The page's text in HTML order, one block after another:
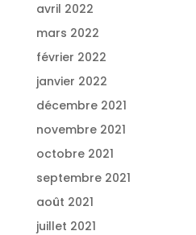
avril 2022
mars 2022
février 2022
janvier 2022
décembre 2021
novembre 2021
octobre 2021
septembre 2021
août 2021
juillet 2021